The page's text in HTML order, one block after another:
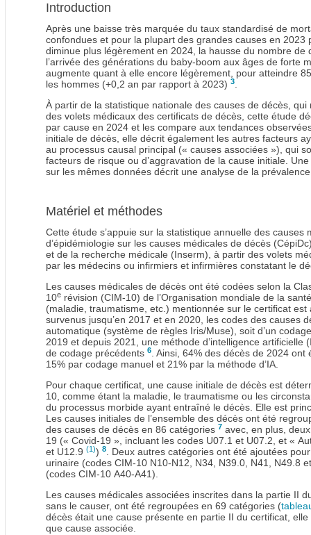
Introduction
Après une baisse très marquée du taux standardisé de
confondues et pour la plupart des grandes causes en
diminue plus légèrement en 2024, la hausse du nombre de
l’arrivée des générations du baby-boom aux âges de forte
augmente quant à elle encore légèrement, pour atteindre
les hommes (+0,2 an par rapport à 2023) 3
À partir de la statistique nationale des causes de décès,
des volets médicaux des certificats de décès, cette étude
par cause en 2024 et les compare aux tendances
initiale de décès, elle décrit également les autres facteurs
au processus causal principal (« causes associées »), qui
facteurs de risque ou d’aggravation de la cause initiale.
sur les mêmes données décrit une analyse de la
Matériel et méthodes
Cette étude s’appuie sur la statistique annuelle des
d’épidémiologie sur les causes médicales de décès
et de la recherche médicale (Inserm), à partir des volets
par les médecins ou infirmiers et infirmières constatant le
Les causes médicales de décès ont été codées selon la
10e révision (CIM-10) de l’Organisation mondiale de la
(maladie, traumatisme, etc.) mentionnée sur le certificat
survenus jusqu’en 2017 et en 2020, les codes des causes
automatique (système de règles Iris/Muse), soit d’un
2019 et depuis 2021, une méthode d’intelligence
de codage précédents 6 . Ainsi, 64% des décès de 2024
15% par codage manuel et 21% par la méthode d’IA.
Pour chaque certificat, une cause initiale de décès est
10, comme étant la maladie, le traumatisme ou les
du processus morbide ayant entraîné le décès. Elle est
Les causes initiales de l’ensemble des décès ont été
des causes de décès en 86 catégories 7 avec, en plus,
19 (« Covid-19 », incluant les codes U07.1 et U07.2, et «
et U12.9 (1)) 8
. Deux autres catégories ont été ajoutées
urinaire (codes CIM-10 N10-N12, N34, N39.0, N41, N49.8
(codes CIM‑10 A40-A41).
Les causes médicales associées inscrites dans la partie II
sans le causer, ont été regroupées en 69 catégories (
décès était une cause présente en partie II du certificat, elle
que cause associée.